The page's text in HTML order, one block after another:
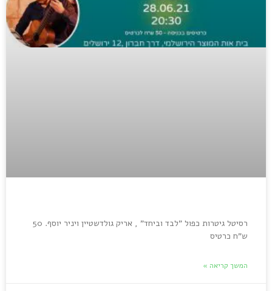
רסיטל גיטרות כפול "לבד וביחד" , אריק גולדשטיין ויניר יוסף. 50
ש"ח כרטיס
המשך קריאה »